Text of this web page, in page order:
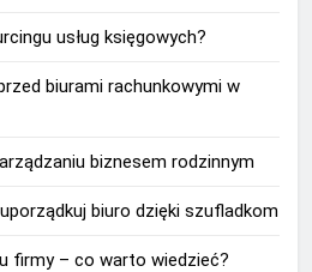
usług księgowych?
biurami rachunkowymi w
biznesem rodzinnym
biuro dzięki szufladkom
firmy – co warto wiedzieć?